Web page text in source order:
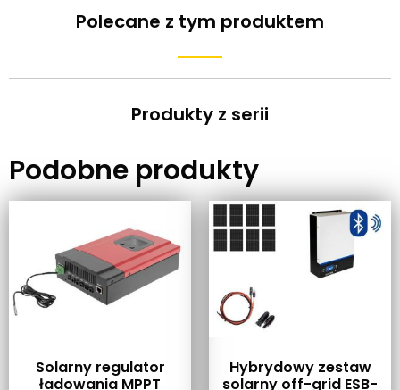
Polecane z tym produktem
Produkty z serii
Podobne produkty
Solarny regulator
ładowania MPPT
Hybrydowy zestaw
solarny off-grid ESB-